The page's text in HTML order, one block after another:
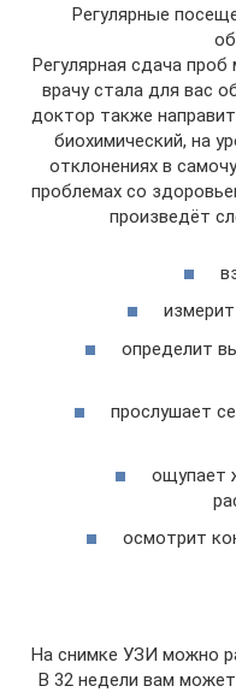
Регулярные
Регулярная сдача
врачу стала для вас
доктор также
биохимический, на
отклонениях в
проблемах со
произведёт
определит
прослушает
ощупает
осмотрит
На снимке УЗИ можно
В 32 недели вам